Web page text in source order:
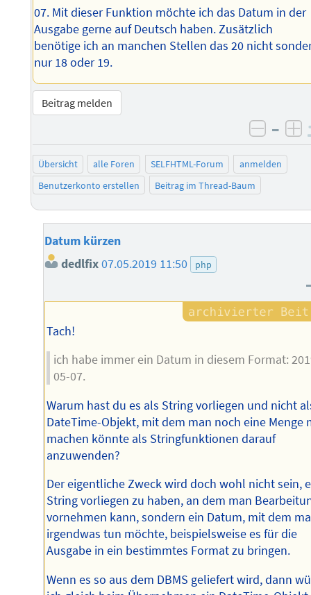
07. Mit dieser Funktion möchte ich das Datum in der
Ausgabe gerne auf Deutsch haben. Zusätzlich
benötige ich an manchen Stellen das 20 nicht
nur 18 oder 19.
Beitrag melden
–
Übersicht alle Foren SELFHTML-Forum
anmelden
Benutzerkonto erstellen
Beitrag im Thread-Baum
Datum kürzen
dedlfix07.05.2019 11:50 php
Tach!
ich habe immer ein Datum in diesem Format:
05-07.
Warum hast du es als String vorliegen und nicht
DateTime-Objekt, mit dem man noch eine Menge
machen könnte als Stringfunktionen darauf
anzuwenden?
Der eigentliche Zweck wird doch wohl nicht sein,
String vorliegen zu haben, an dem man
vornehmen kann, sondern ein Datum, mit dem
irgendwas tun möchte, beispielsweise es für die
Ausgabe in ein bestimmtes Format zu bringen.
Wenn es so aus dem DBMS geliefert wird, dann